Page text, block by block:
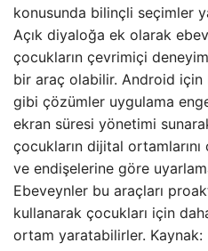
konusunda bilinçli seçimler
Açık diyaloğa ek olarak
çocukların çevrimiçi
bir araç olabilir. Android için
gibi çözümler uygulama
ekran süresi yönetimi
çocukların dijital ortamlarını
ve endişelerine göre
Ebeveynler bu araçları
kullanarak çocukları için
ortam yaratabilirler. Kaynak: